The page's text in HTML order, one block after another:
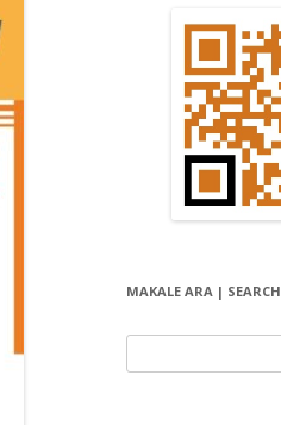
MAKALE ARA | SEARCH